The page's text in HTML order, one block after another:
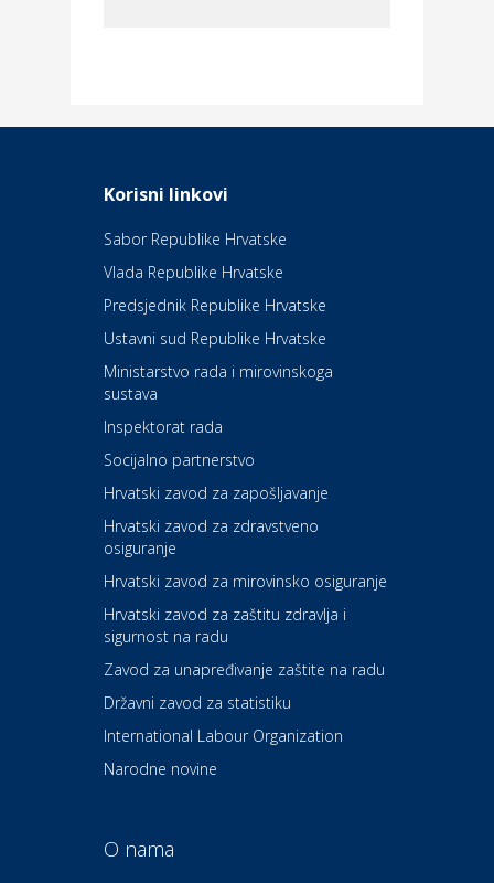
Daruvarske toplice – ljekovita
Kultura i edukacija
Kazalište Kerempuh
Kultura i edukacija
Kazalište ZKM
Auto-moto i tehnika
Zdravlje i osiguranje
Povoljnosti
Dental Sudar
Dom i dizajn
Euro-vrt – kosilice, motorne
Odmor
Korisni linkovi
Sabor Republike Hrvatske
Vlada Republike Hrvatske
Predsjednik Republike Hrvatske
Ustavni sud Republike Hrvatske
Ministarstvo rada i mirovinskoga
sustava
Inspektorat rada
Socijalno partnerstvo
Hrvatski zavod za zapošljavanje
Hrvatski zavod za zdravstveno
osiguranje
Hrvatski zavod za mirovinsko osiguranje
Hrvatski zavod za zaštitu zdravlja i
sigurnost na radu
Zavod za unapređivanje zaštite na radu
Državni zavod za statistiku
International Labour Organization
Narodne novine
O nama